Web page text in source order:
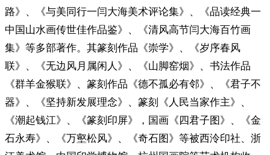
路》、《与美同行一闫大海美术评论集》、《品读经典一
中国山水画传世佳作品鉴》、《清风高节闫大海百竹画
集》等多部著作。其篆刻作品《崇学》、《岁序春风
联》、《无边风月属闲人》、《山脚窑烟》、书法作品
《群羊金猴联》、篆刻作品《德不孤必有邻》、《君子不
器》、《坚持新发展理念》、篆刻《人民当家作主》、
《潮起钱江》、《篆刻印屏》，国画《四君子图》、《金
石永寿》、《万壑松风》、《奇石图》等被西泠印社、浙